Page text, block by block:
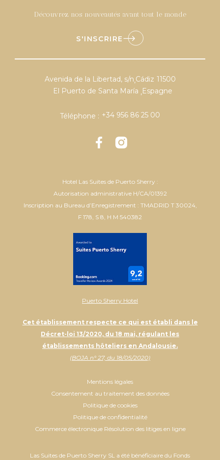
Découvrez nos nouveautés avant tout le monde
S'INSCRIRE
Avenida de la Libertad, s/n,Cádiz 11500
El Puerto de Santa María ,Espagne
Téléphone : +34 956 86 25 00
Hotel Las Suites de Puerto Sherry :
Autorisation administrative H/CA/01392
Inscription au Bureau d’Enregistrement : TMADRID T 30024,
F 178, S 8, H M 540382
Puerto Sherry Hotel
Cet établissement respecte ce qui est établi dans le
Décret-loi 13/2020, du 18 mai, régulant les
établissements hôteliers en Andalousie.
(BOJA n° 27, du 18/05/2020)
Mentions légales
Consentement au traitement des données
Politique de cookies
Politique de confidentialité
Commerce électronique Résolution des litiges en ligne
Las Suites de Puerto Sherry SL a été bénéficiaire du Fonds